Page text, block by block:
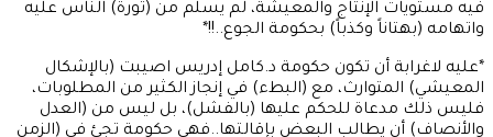
فيه مستويات الإنتاج والمعيشة، لم يسلم من (ثورة) الناس عليه
واتهامه (بهتاناً وكذباً) بحكومة الجوع..!!*
*عليه لاغرابة أن تكون حكومة د.كامل إدريس اصيبت (بالإشكال
المعيشي) المتوارث، مع (البطء) في إنجاز الكثير من المطلوبات،
فليس ذلك مدعاة للحكم عليها (بالفشل)، بل ليس من (العدل
والأنصاف) أن يطالب البعض بإقالتها..فهي حكومة تجئ في (الزمن